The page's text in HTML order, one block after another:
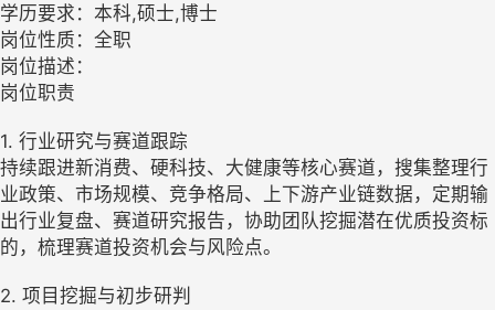
学历要求：本科,硕士,博士
岗位性质：全职
岗位描述：
岗位职责
1. 行业研究与赛道跟踪
持续跟进新消费、硬科技、大健康等核心赛道，搜集整理行
业政策、市场规模、竞争格局、上下游产业链数据，定期输
出行业复盘、赛道研究报告，协助团队挖掘潜在优质投资标
的，梳理赛道投资机会与风险点。
2. 项目挖掘与初步研判